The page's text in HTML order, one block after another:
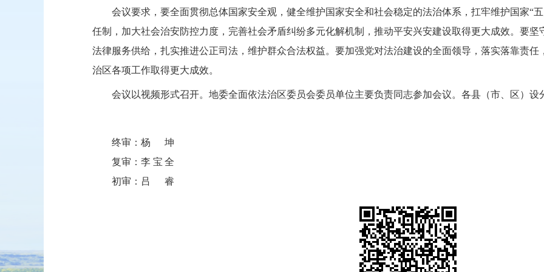
会议要求，要全面贯彻总体国家安全观，健全维护国家安全和社会稳定的法治体系，扛牢维护国家“
任制，加大社会治安防控力度，完善社会矛盾纠纷多元化解机制，推动平安兴安建设取得更大成效。要
法律服务供给，扎实推进公正司法，维护群众合法权益。要加强党对法治建设的全面领导，落实落靠责
治区各项工作取得更大成效。
会议以视频形式召开。地委全面依法治区委员会委员单位主要负责同志参加会议。各县（市、区）设
终审： 杨坤
复审： 李宝全
初审： 吕睿